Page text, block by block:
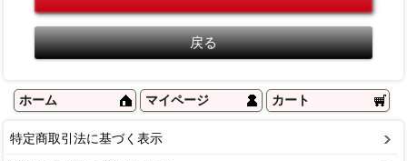
ホーム マイページ カート
特定商取引法に基づく表示